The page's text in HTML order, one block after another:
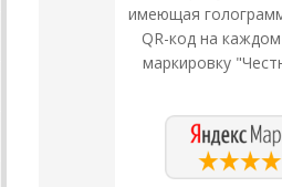
имеющая
QR-код на
маркировку